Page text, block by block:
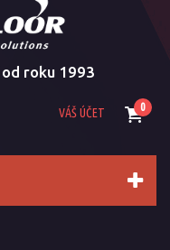
od roku 1993
0
VÁŠ ÚČET